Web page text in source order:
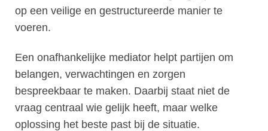
op een veilige en gestructureerde manier te
voeren.
Een onafhankelijke mediator helpt partijen om
belangen, verwachtingen en zorgen
bespreekbaar te maken. Daarbij staat niet de
vraag centraal wie gelijk heeft, maar welke
oplossing het beste past bij de situatie.